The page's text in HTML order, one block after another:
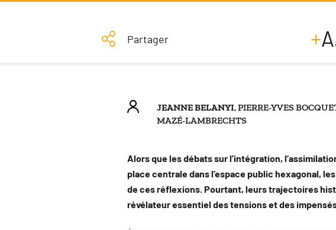
Partager +A
JEANNE BELANYI, PIERRE-YVES
MAZÉ-LAMBRECHTS
Alors que les débats sur l’intégration,
place centrale dans l’espace public hexagonal,
de ces réflexions. Pourtant, leurs trajectoires
révélateur essentiel des tensions et des